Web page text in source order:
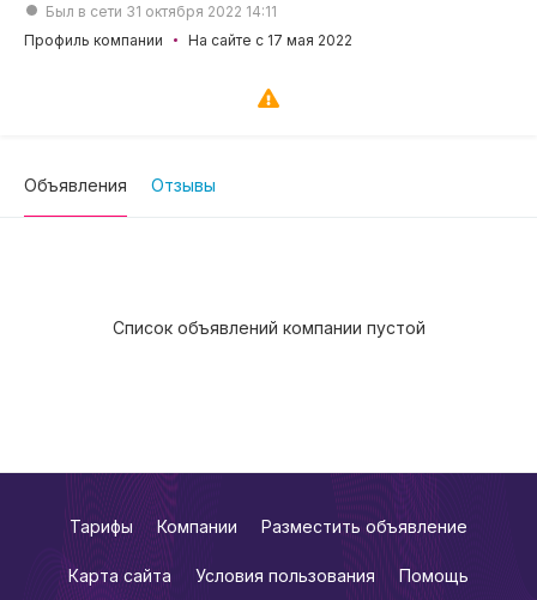
Был в сети 31 октября 2022 14:11
Профиль компании
На сайте с 17 мая 2022
Объявления Отзывы
Список объявлений компании пустой
Тарифы Компании Разместить объявление
Карта сайта Условия пользования Помощь